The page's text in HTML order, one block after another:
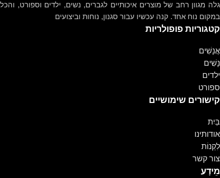
גלה מגוון רחב של מוצרים איכותיים לגברים, נשים, ילדים וספורט, והכל
במקום נוח אחד. קנה עכשיו עבור סגנון, נוחות וביצועים
קטגוריות פופולריות
אֲנָשִׁים
נָשִׁים
ילדים
ספורט
קישורים שימושיים
בַּיִת
אודותינו
לִקְנוֹת
צור קשר
מֵידָע